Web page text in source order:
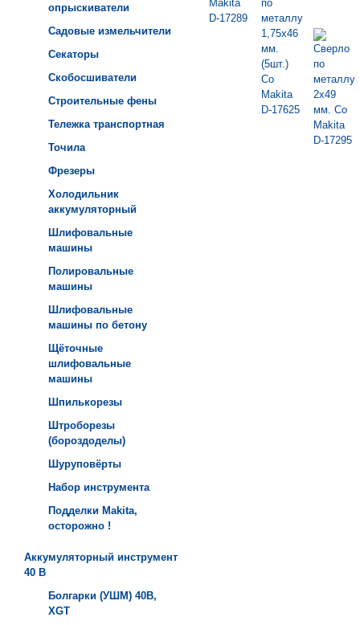
опрыскиватели
Садовые измельчители
Секаторы
Скобосшиватели
Строительные фены
Тележка транспортная
Точила
Фрезеры
Холодильник
аккумуляторный
Шлифовальные
машины
Полировальные
машины
Шлифовальные
машины по бетону
Щёточные
шлифовальные
машины
Шпилькорезы
Штроборезы
(бороздоделы)
Шуруповёрты
Набор инструмента
Подделки Makita,
осторожно !
Аккумуляторный инструмент
40 B
Болгарки (УШМ) 40B,
XGT